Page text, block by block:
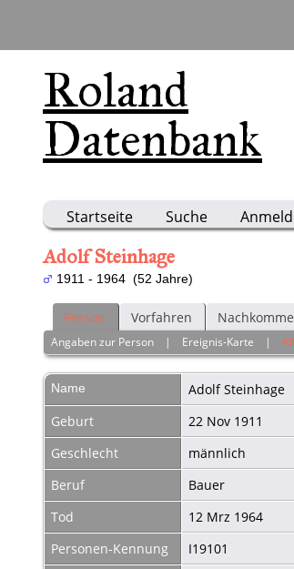
Roland
Datenbank
Startseite Suche
Adolf Steinhage
1911 - 1964 (52 Jahre)
Person Vorfahren
Angaben zur Person | Ereignis-Karte |
Name Adolf Steinhage
Geburt
22 Nov 1911
Geschlecht
männlich
Beruf
Bauer
Tod
12 Mrz 1964
Personen-Kennung
I19101